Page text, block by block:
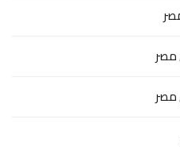
مصر
مصر